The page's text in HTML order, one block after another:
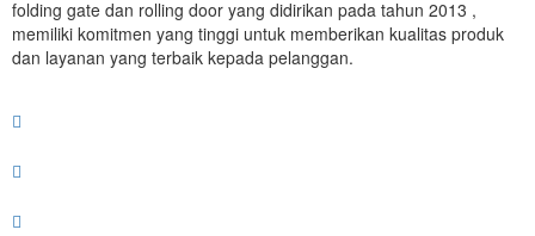
folding gate dan rolling door yang didirikan pada tahun 2013 ,
memiliki komitmen yang tinggi untuk memberikan kualitas produk
dan layanan yang terbaik kepada pelanggan.